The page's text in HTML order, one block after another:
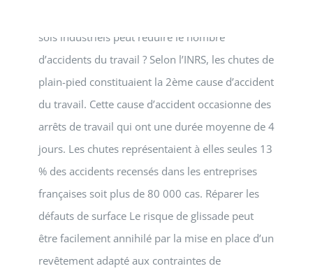
sols industriels peut réduire le nombre
d’accidents du travail ? Selon l’INRS, les chutes de
plain-pied constituaient la 2ème cause d’accident
du travail. Cette cause d’accident occasionne des
arrêts de travail qui ont une durée moyenne de 4
jours. Les chutes représentaient à elles seules 13
% des accidents recensés dans les entreprises
françaises soit plus de 80 000 cas. Réparer les
défauts de surface Le risque de glissade peut
être facilement annihilé par la mise en place d’un
revêtement adapté aux contraintes de